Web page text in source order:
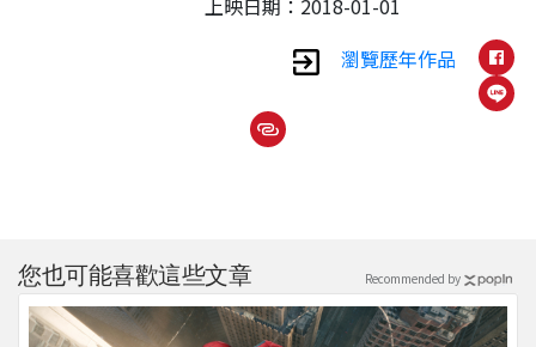
上映日期：2018-01-01
瀏覽歷年作品
您也可能喜歡這些文章 Recommended by